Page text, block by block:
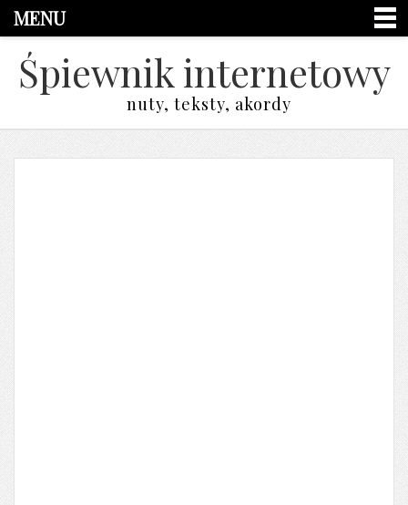
MENU
Śpiewnik internetowy
nuty, teksty, akordy